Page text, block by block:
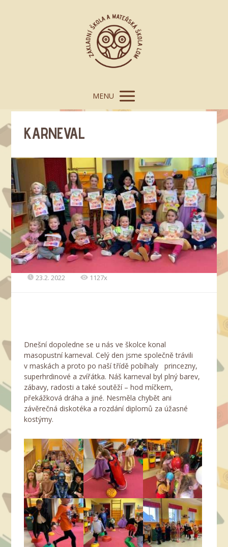
MENU
KARNEVAL
23.2. 2022 1127x
Dnešní dopoledne se u nás ve školce konal
masopustní karneval. Celý den jsme společně trávili
v maskách a proto po naší třídě pobíhaly princezny,
superhrdinové a zvířátka. Náš karneval byl plný barev,
zábavy, radosti a také soutěží – hod míčkem,
překážková dráha a jiné. Nesměla chybět ani
závěrečná diskotéka a rozdání diplomů za úžasné
kostýmy.